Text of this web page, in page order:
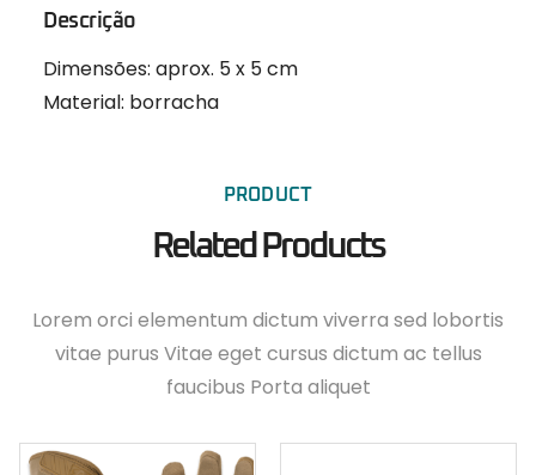
Descrição
Dimensões: aprox. 5 x 5 cm
Material: borracha
PRODUCT
Related Products
Lorem orci elementum dictum viverra sed lobortis
vitae purus Vitae eget cursus dictum ac tellus
faucibus Porta aliquet